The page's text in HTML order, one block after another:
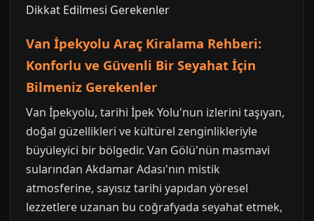
Van İpekyolu Araç Kiralama Rehberi:
Konforlu ve Güvenli Bir Seyahat İçin
Bilmeniz Gerekenler
Van İpekyolu, tarihi İpek Yolu'nun izlerini taşıyan,
doğal güzellikleri ve kültürel zenginlikleriyle
büyüleyici bir bölgedir. Van Gölü'nün masmavi
sularından Akdamar Adası'nın mistik
atmosferine, sayısız tarihi yapıdan yöresel
lezzetlere uzanan bu coğrafyada seyahat etmek,